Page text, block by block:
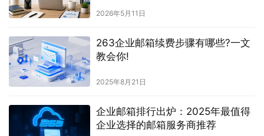
2026年5月11日
263企业邮箱续费步骤有哪些?一文
教会你!
2025年8月21日
企业邮箱排行出炉：2025年最值得
企业选择的邮箱服务商推荐